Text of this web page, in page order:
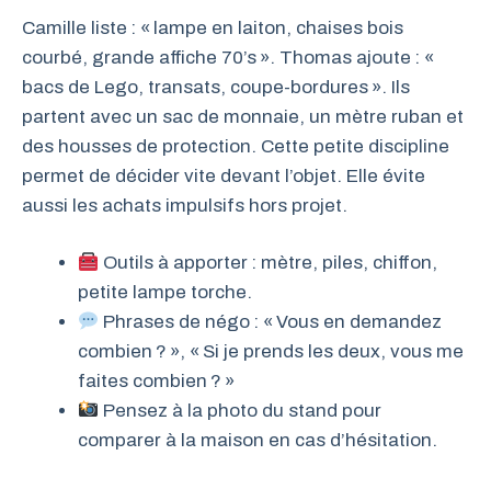
Camille liste : « lampe en laiton, chaises bois
courbé, grande affiche 70’s ». Thomas ajoute : «
bacs de Lego, transats, coupe-bordures ». Ils
partent avec un sac de monnaie, un mètre ruban et
des housses de protection. Cette petite discipline
permet de décider vite devant l’objet. Elle évite
aussi les achats impulsifs hors projet.
Outils à apporter : mètre, piles, chiffon,
petite lampe torche.
Phrases de négo : « Vous en demandez
combien ? », « Si je prends les deux, vous me
faites combien ? »
Pensez à la photo du stand pour
comparer à la maison en cas d’hésitation.